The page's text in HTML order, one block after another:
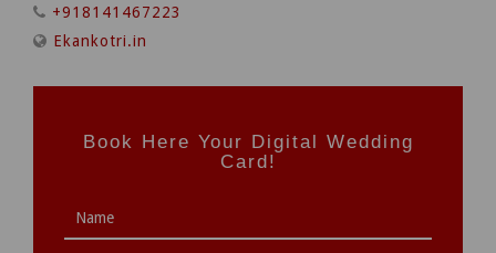
+918141467223
Ekankotri.in
Book Here Your Digital Wedding
Card!